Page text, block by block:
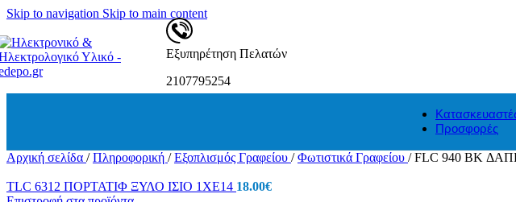
Skip to navigation Skip to main content
Εξυπηρέτηση Πελατών
2107795254
Ταινίες Μονωτικές – Συσκευασίας
Ατσαλίνες
Λαμπτήρες
Λαμπτήρες Φθορισμού
Λαμπτήρες Φθορισμού PL
Λαμπτήρες Φθορισμού – Κυκλικοί
Λαμπτήρες Χοιροστασίου
Λαμπτήρες LED
Λαμπτήρες LED B22
E14
Προσφορές
Αρχική σελίδα / Πληροφορική / Εξοπλισμός Γραφείου / Φωτιστικά Γραφείου / FLC 940 BK
TLC 6312 ΠΟΡΤΑΤΙΦ ΞΥΛΟ ΙΣΙΟ 1ΧΕ14 18.00€